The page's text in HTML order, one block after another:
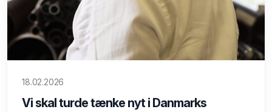
18.02.2026
Vi skal turde tænke nyt i Danmarks